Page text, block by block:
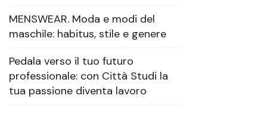
MENSWEAR. Moda e modi del
maschile: habitus, stile e genere
Pedala verso il tuo futuro
professionale: con Città Studi la
tua passione diventa lavoro